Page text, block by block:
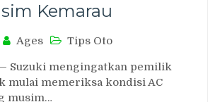
Kemarau
Ages Tips Oto
Suzuki mengingatkan pemilik
mulai memeriksa kondisi AC
musim…